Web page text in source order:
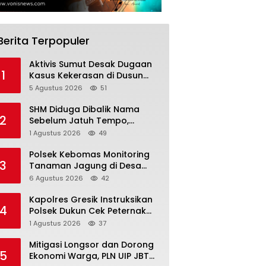
Terpopuler
1
Aktivis Sumut Desak Dugaan
Kasus Kekerasan di Dusun
Balakka, Desa Gunung
5 Agustus 2026 51
2
SHM Diduga Dibalik Nama
Sebelum Jatuh Tempo,
Warga Gresik Gugat
Somasi Kepala Desa
1 Agustus 2026 49
3
Polsek Kebomas Monitoring
Tanaman Jagung di Desa
Kembangan, Perkuat
Nasional
6 Agustus 2026 42
Kapolres Gresik Instruksikan
Polsek Dukun Cek Peternak
Kambing, Perkuat Ketahanan
1 Agustus 2026 37
Mitigasi Longsor dan Dorong
Ekonomi Warga, PLN UIP JBTB